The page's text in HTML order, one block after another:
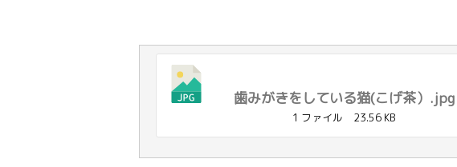
歯みがきをしている猫(こげ茶）.jpg
1 ファイル 23.56 KB